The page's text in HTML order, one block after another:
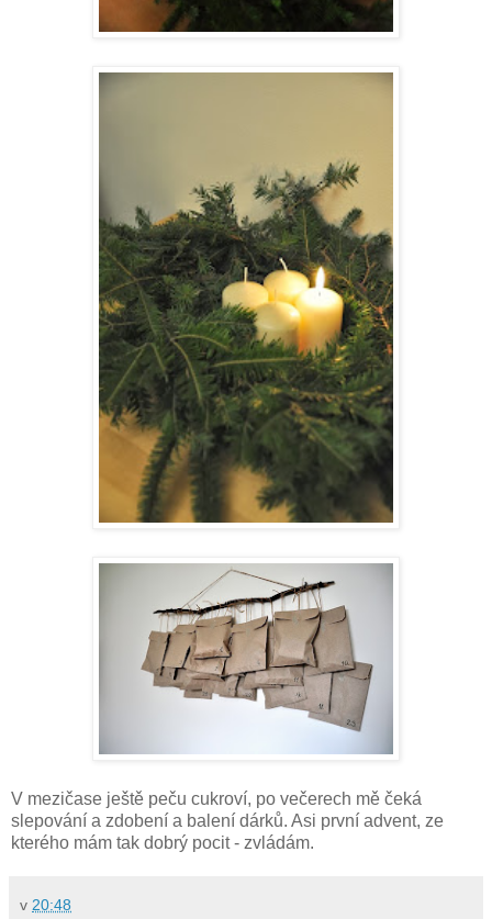
V mezičase ještě peču cukroví, po večerech mě čeká
slepování a zdobení a balení dárků. Asi první advent, ze
kterého mám tak dobrý pocit - zvládám.
v 20:48